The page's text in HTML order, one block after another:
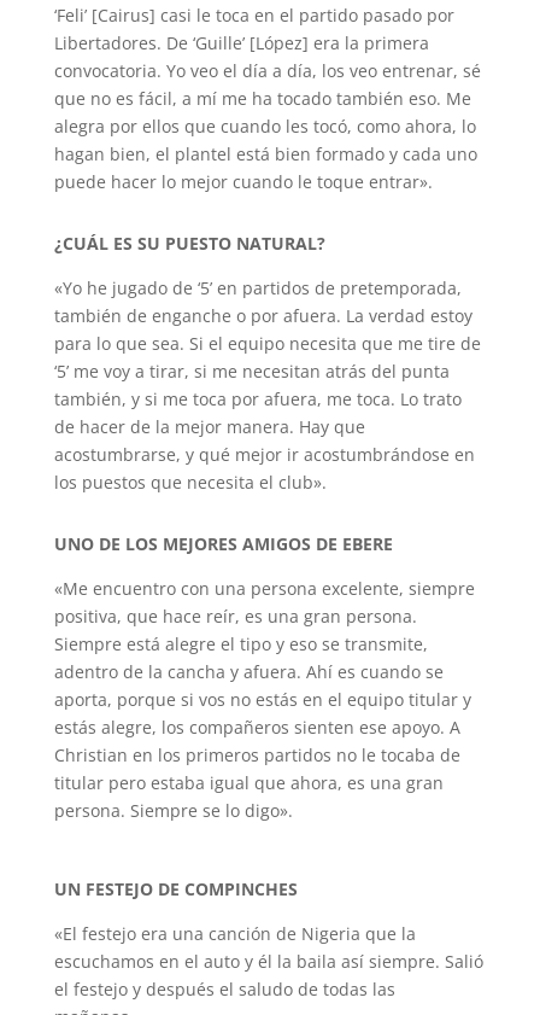
‘Feli’ [Cairus] casi le toca en el partido pasado por
Libertadores. De ‘Guille’ [López] era la primera
convocatoria. Yo veo el día a día, los veo entrenar, sé
que no es fácil, a mí me ha tocado también eso. Me
alegra por ellos que cuando les tocó, como ahora, lo
hagan bien, el plantel está bien formado y cada uno
puede hacer lo mejor cuando le toque entrar».
¿CUÁL ES SU PUESTO NATURAL?
«Yo he jugado de ‘5’ en partidos de pretemporada,
también de enganche o por afuera. La verdad estoy
para lo que sea. Si el equipo necesita que me tire de
‘5’ me voy a tirar, si me necesitan atrás del punta
también, y si me toca por afuera, me toca. Lo trato
de hacer de la mejor manera. Hay que
acostumbrarse, y qué mejor ir acostumbrándose en
los puestos que necesita el club».
UNO DE LOS MEJORES AMIGOS DE EBERE
«Me encuentro con una persona excelente, siempre
positiva, que hace reír, es una gran persona.
Siempre está alegre el tipo y eso se transmite,
adentro de la cancha y afuera. Ahí es cuando se
aporta, porque si vos no estás en el equipo titular y
estás alegre, los compañeros sienten ese apoyo. A
Christian en los primeros partidos no le tocaba de
titular pero estaba igual que ahora, es una gran
persona. Siempre se lo digo».
UN FESTEJO DE COMPINCHES
«El festejo era una canción de Nigeria que la
escuchamos en el auto y él la baila así siempre. Salió
el festejo y después el saludo de todas las